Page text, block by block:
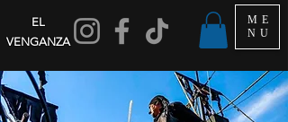
EL
VENGANZA
ME
NU